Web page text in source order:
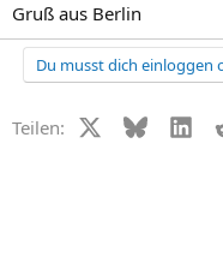
Gruß aus Berlin
Du musst dich einloggen
Teilen: X (Twitter)
Bluesky